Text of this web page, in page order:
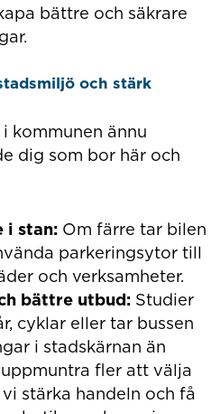
bättre och säkrare
och stärk
kommunen ännu
dig som bor här och
i stan:Om färre tar bilen
parkeringsytor till
och verksamheter.
bättre utbud:Studier
cyklar eller tar bussen
i stadskärnan än
fler att välja
stärka handeln och få